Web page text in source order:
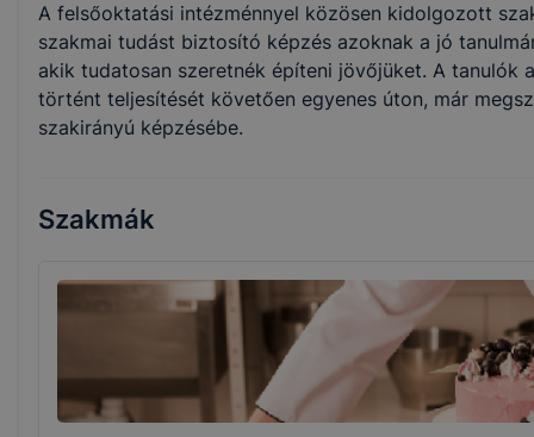
A felsőoktatási intézménnyel közösen kidolgozott
szakmai tudást biztosító képzés azoknak a jó
akik tudatosan szeretnék építeni jövőjüket. A tanulók
történt teljesítését követően egyenes úton, már
szakirányú képzésébe.
Szakmák